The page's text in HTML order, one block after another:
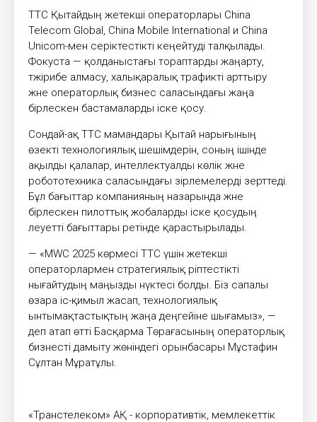
ТТС Қытайдың жетекші операторлары China
Telecom Global, China Mobile International и China
Unicom-мен серіктестікті кеңейтуді талқылады.
Фокуста — қолданыстағы тораптарды жаңарту,
тәжірибе алмасу, халықаралық трафикті арттыру
және операторлық бизнес саласындағы жаңа
бірлескен бастамаларды іске қосу.
Сондай-ақ ТТС мамандары Қытай нарығының
өзекті технологиялық шешімдерін, соның ішінде
ақылды қалалар, интеллектуалды көлік және
робототехника саласындағы әзірлемелерді зерттеді.
Бұл бағыттар компанияның назарында және
бірлескен пилоттық жобаларды іске қосудың
әлеуетті бағыттары ретінде қарастырылады.
— «MWC 2025 көрмесі ТТС үшін жетекші
операторлармен стратегиялық әріптестікті
нығайтудың маңызды нүктесі болды. Біз сапалы
өзара іс-қимыл жасап, технологиялық
ынтымақтастықтың жаңа деңгейіне шығамыз», —
деп атап өтті Басқарма Төрағасының операторлық
бизнесті дамыту жөніндегі орынбасары Мұстафин
Сұлтан Мұратұлы.
«Транстелеком» АҚ - корпоративтік, мемлекеттік